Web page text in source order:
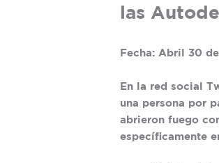
las
Fecha: Abril 30 de
En la red social
una persona por
abrieron fuego
específicamente